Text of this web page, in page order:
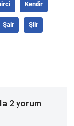
Kendir
Şair Şiir
2 yorum